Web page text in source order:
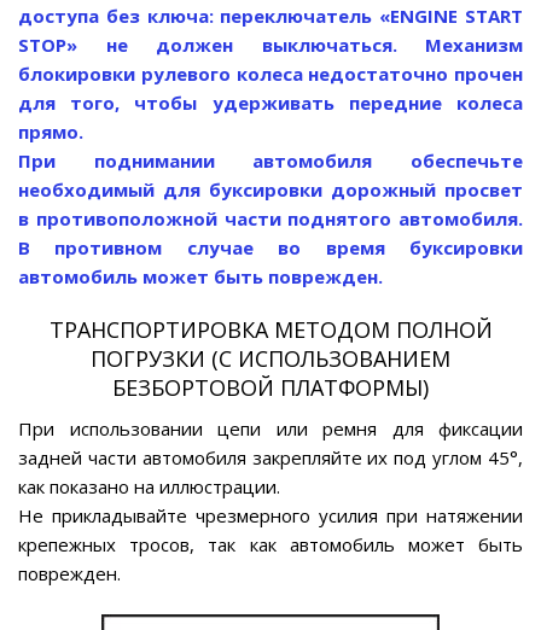
доступа без ключа: переключатель «ENGINE START
STOP» не должен выключаться. Механизм
блокировки рулевого колеса недостаточно прочен
для того, чтобы удерживать передние колеса
прямо.
При поднимании автомобиля обеспечьте
необходимый для буксировки дорожный просвет
в противоположной части поднятого автомобиля.
В противном случае во время буксировки
автомобиль может быть поврежден.
ТРАНСПОРТИРОВКА МЕТОДОМ ПОЛНОЙ
ПОГРУЗКИ (С ИСПОЛЬЗОВАНИЕМ
БЕЗБОРТОВОЙ ПЛАТФОРМЫ)
При использовании цепи или ремня для фиксации
задней части автомобиля закрепляйте их под углом 45°,
как показано на иллюстрации.
Не прикладывайте чрезмерного усилия при натяжении
крепежных тросов, так как автомобиль может быть
поврежден.